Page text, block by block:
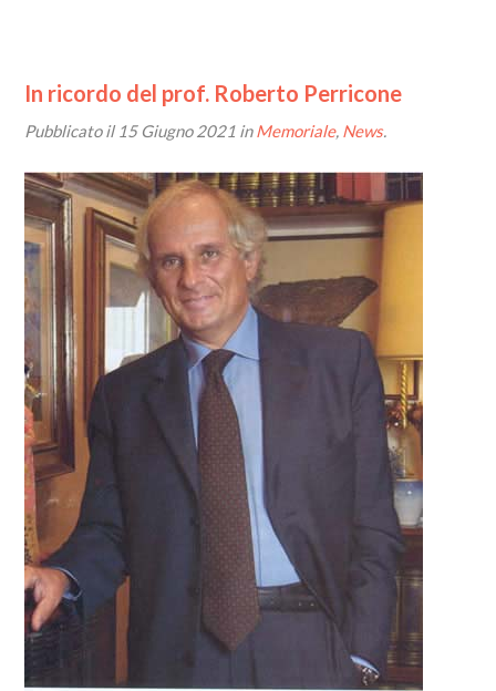
In ricordo del prof. Roberto Perricone
Pubblicato il 15 Giugno 2021 inMemoriale, News.